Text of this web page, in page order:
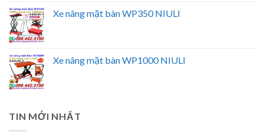
Xe nâng mặt bàn WP350 NIULI
Xe nâng mặt bàn WP1000 NIULI
TIN MỚI NHẤT